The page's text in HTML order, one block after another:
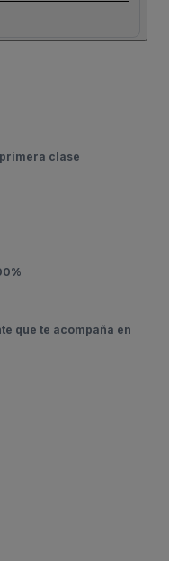
clase
que te acompaña en